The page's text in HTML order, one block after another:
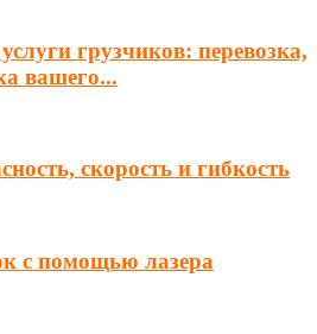
грузчиков: перевозка,
вашего...
скорость и гибкость
с помощью лазера